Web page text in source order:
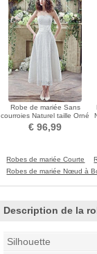
Robe de mariée Sans
courroies Naturel taille Orné
de Rosette
€ 96,99
Robes de mariée Courte
Robes de mariée Nœud à
Description de la
Silhouette